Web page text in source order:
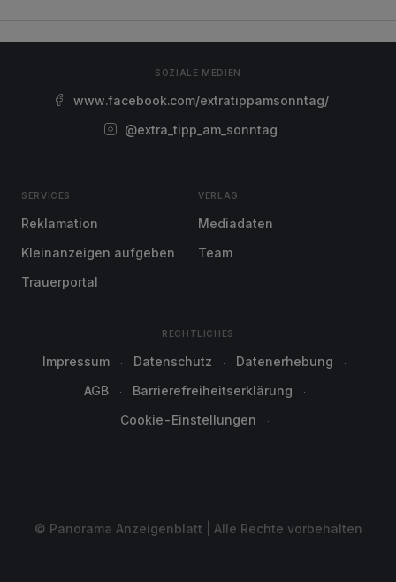
SOZIALE MEDIEN
www.facebook.com/extratippamsonntag/
@extra_tipp_am_sonntag
SERVICES
Reklamation
Kleinanzeigen aufgeben
Trauerportal
VERLAG
Mediadaten
Team
RECHTLICHES
Impressum Datenschutz
Datenerhebung
AGB
Barrierefreiheitserklärung
Cookie-Einstellungen
© Panorama Anzeigenblatt | Alle Rechte vorbehalten